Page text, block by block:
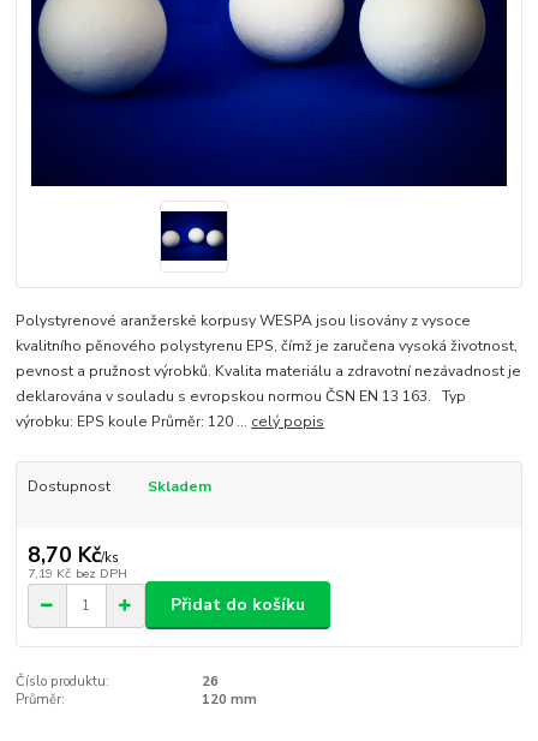
Polystyrenové aranžerské korpusy WESPA jsou lisovány z vysoce
kvalitního pěnového polystyrenu EPS, čímž je zaručena vysoká životnost,
pevnost a pružnost výrobků. Kvalita materiálu a zdravotní nezávadnost je
deklarována v souladu s evropskou normou ČSN EN 13 163. Typ
výrobku: EPS koule Průměr: 120 ... celý popis
Dostupnost Skladem
8,70 Kč/ks
7,19 Kč bez DPH
Přidat do košíku
Číslo produktu:
26
Průměr:
120 mm